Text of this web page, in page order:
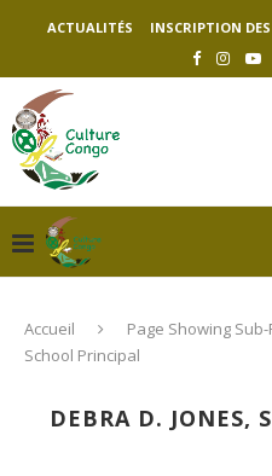
ACTUALITÉS INSCRIPTION
Accueil Page Showing
School Principal
DEBRA D. JONES,